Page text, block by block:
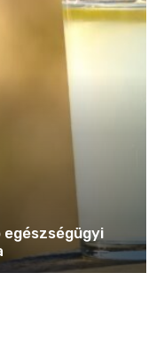
egészségügyi